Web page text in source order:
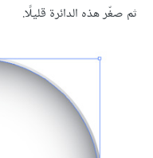
ثم صغّر هذه الدائرة قليلًا.